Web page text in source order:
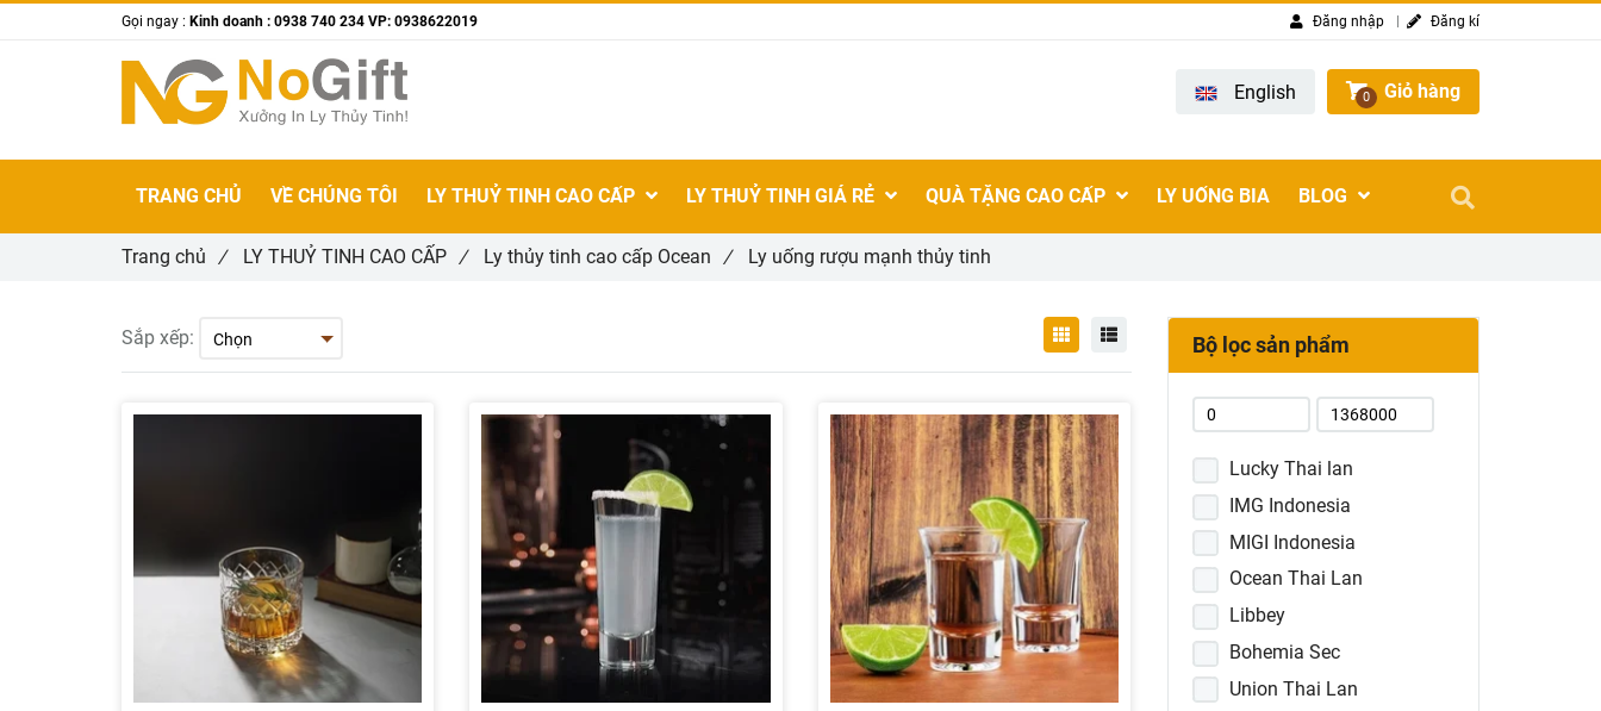
Sắp xếp: Bộ lọc sản phẩm
Lucky Thai lan
IMG Indonesia
MIGI Indonesia
Ocean Thai Lan
Libbey
Bohemia Sec
Union Thai Lan
Trang chủ / LY THUỶ TINH CAO CẤP / Ly thủy tinh cao cấp Ocean / Ly uống rượu mạnh thủy tinh
Gọi ngay : Kinh doanh : 0938 740 234 VP: 0938622019 Đăng nhập Đăng kí
English 0 Giỏ hàng
TRANG CHỦ VỀ CHÚNG TÔI LY THUỶ TINH CAO CẤP LY THUỶ TINH GIÁ RẺ QUÀ TẶNG CAO CẤP LY UỐNG BIA BLOG